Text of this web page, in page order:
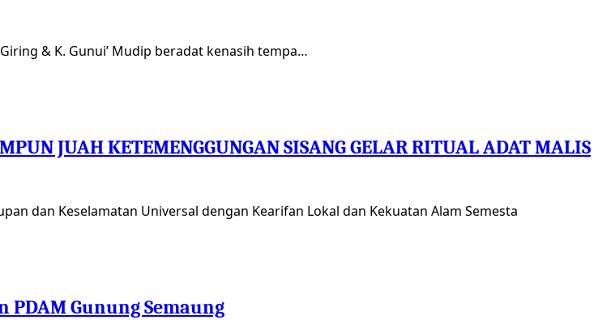
& K. Gunui’ Mudip beradat kenasih tempa…
JUAH KETEMENGGUNGAN SISANG GELAR RITUAL ADAT MALIS
dan Keselamatan Universal dengan Kearifan Lokal dan Kekuatan Alam Semesta
PDAM Gunung Semaung